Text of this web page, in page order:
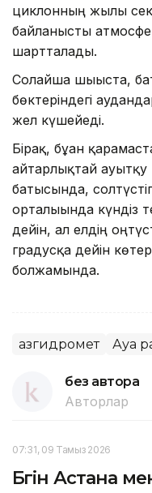
циклонның жылы
байланысты
шартталады.
Солайша шығыста,
бөктеріндегі
жел күшейеді.
Бірақ, бұған
айтарлықтай ауытқу
батысында,
орталығында күндіз
дейін, ал елдің
градусқа дейін
болжамында.
Қазгидромет Ауа
без автора
Авторлар
07:31, 09 Тамыз 2026
Бүгін Астана